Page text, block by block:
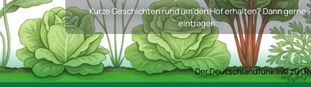
Kurze Geschichten rund um den Hof erhalten? Dann gerne
eintragen.
Der Deutschlandfunk live zu